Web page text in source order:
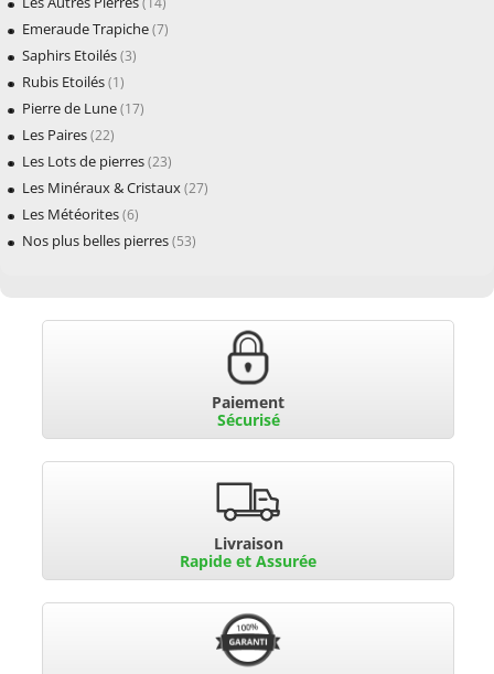
Emeraude Trapiche(7)
Saphirs Etoilés(3)
Rubis Etoilés(1)
Pierre de Lune(17)
Les Paires(22)
Les Lots de pierres(23)
Les Minéraux & Cristaux(27)
Les Météorites(6)
Nos plus belles pierres(53)
Paiement
Sécurisé
Livraison
Rapide et Assurée